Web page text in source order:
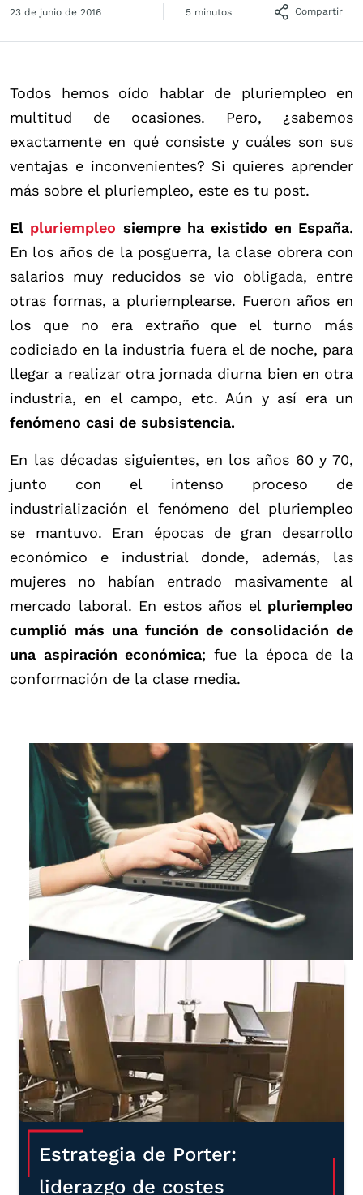
23 de junio de 2016 5 minutos Compartir
Todos hemos oído hablar de pluriempleo en
multitud de ocasiones. Pero, ¿sabemos
exactamente en qué consiste y cuáles son sus
ventajas e inconvenientes? Si quieres aprender
más sobre el pluriempleo, este es tu post.
El pluriempleo siempre ha existido en España.
En los años de la posguerra, la clase obrera con
salarios muy reducidos se vio obligada, entre
otras formas, a pluriemplearse. Fueron años en
los que no era extraño que el turno más
codiciado en la industria fuera el de noche, para
llegar a realizar otra jornada diurna bien en otra
industria, en el campo, etc. Aún y así era un
fenómeno casi de subsistencia.
En las décadas siguientes, en los años 60 y 70,
junto con el intenso proceso de
industrialización el fenómeno del pluriempleo
se mantuvo. Eran épocas de gran desarrollo
económico e industrial donde, además, las
mujeres no habían entrado masivamente al
mercado laboral. En estos años el pluriempleo
cumplió más una función de consolidación de
una aspiración económica; fue la época de la
conformación de la clase media.
Estrategia de Porter:
liderazgo de costes